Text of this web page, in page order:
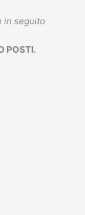
in seguito
POSTI.